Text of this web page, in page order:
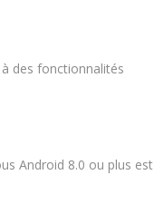
des fonctionnalités
Android 8.0 ou plus est